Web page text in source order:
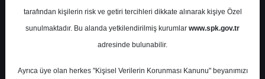
Hedef Fiyat 430.00 ₺
Getiri
%0.00
0
Get.
0
tarafından kişilerin risk ve getiri tercihleri dikkate alınarak kişiye Özel
sunulmaktadır. Bu alanda yetkilendirilmiş kurumlar www.spk.gov.tr
adresinde bulunabilir.
Ayrıca üye olan herkes "Kişisel Verilerin Korunması Kanunu" beyanımızı